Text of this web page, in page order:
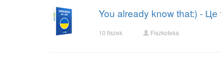
You already know that:) -
10 fiszek Fiszkoteka